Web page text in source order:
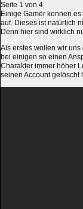
Seite 1 von 4
Einige Gamer kennen
auf. Dieses ist natürlich
Denn hier sind wirklich
Als erstes wollen wir
bei einigen so einen
Charakter immer höher
seinen Account gelöscht